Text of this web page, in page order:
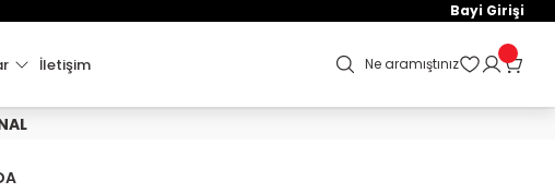
Bayi Girişi
İletişim Ne aramıştınız